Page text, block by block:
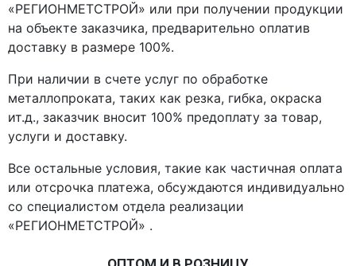
«РЕГИОНМЕТСТРОЙ» или при получении продукции
на объекте заказчика, предварительно оплатив
доставку в размере 100%.
При наличии в счете услуг по обработке
металлопроката, таких как резка, гибка, окраска
ит.д., заказчик вносит 100% предоплату за товар,
услуги и доставку.
Все остальные условия, такие как частичная оплата
или отсрочка платежа, обсуждаются индивидуально
со специалистом отдела реализации
«РЕГИОНМЕТСТРОЙ» .